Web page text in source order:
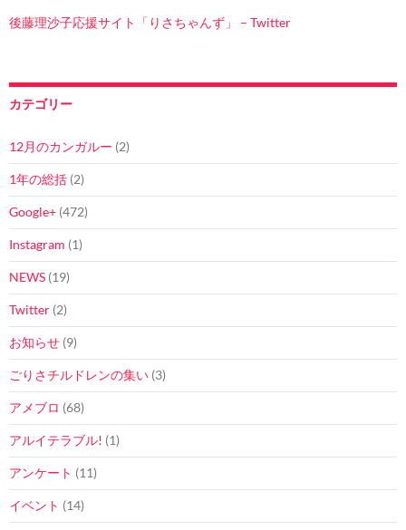
後藤理沙子応援サイト「りさちゃんず」 – Twitter
カテゴリー
12月のカンガルー (2)
1年の総括 (2)
Google+ (472)
Instagram (1)
NEWS (19)
Twitter (2)
お知らせ (9)
ごりさチルドレンの集い (3)
アメブロ (68)
アルイテラブル! (1)
アンケート (11)
イベント (14)